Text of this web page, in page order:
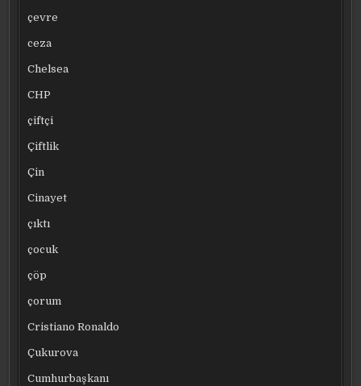
çevre
ceza
Chelsea
CHP
çiftçi
Çiftlik
Çin
Cinayet
çıktı
çocuk
çöp
çorum
Cristiano Ronaldo
Çukurova
Cumhurbaşkanı